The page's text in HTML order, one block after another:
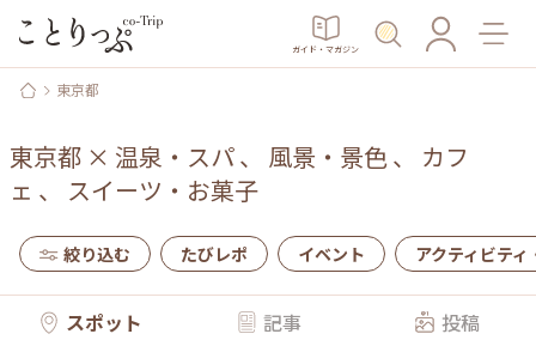
ガイド・マガジン
東京都
東京都 × 温泉・スパ、 風景・景色、 カフ
ェ 、 スイーツ・お菓子
絞り込む たびレポ イベント アクティビティ
スポット 記事 投稿